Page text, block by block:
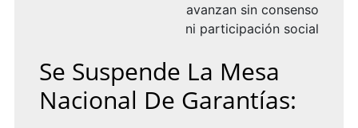
avanzan sin consenso
ni participación social
Se Suspende La Mesa
Nacional De Garantías: